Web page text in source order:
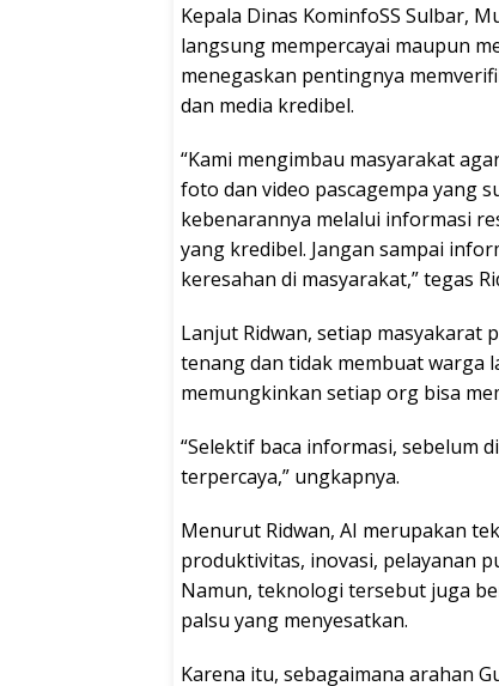
Kepala Dinas KominfoSS Sulbar,
langsung mempercayai maupun
menegaskan pentingnya
dan media kredibel.
“Kami mengimbau masyarakat
foto dan video pascagempa yang
kebenarannya melalui informasi
yang kredibel. Jangan sampai
keresahan di masyarakat,” tegas
Lanjut Ridwan, setiap masyakarat
tenang dan tidak membuat warga
memungkinkan setiap org bisa
“Selektif baca informasi, sebelum
terpercaya,” ungkapnya.
Menurut Ridwan, AI merupakan
produktivitas, inovasi, pelayanan
Namun, teknologi tersebut juga
palsu yang menyesatkan.
Karena itu, sebagaimana arahan